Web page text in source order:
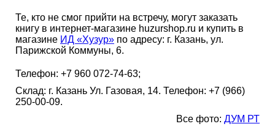
Те, кто не смог прийти на встречу, могут заказать
книгу в интернет-магазине huzurshop.ru и купить в
магазине ИД «Хузур» по адресу: г. Казань, ул.
Парижской Коммуны, 6.
Телефон: +7 960 072-74-63;
Склад: г. Казань Ул. Газовая, 14. Телефон: +7 (966)
250-00-09.
Все фото: ДУМ РТ